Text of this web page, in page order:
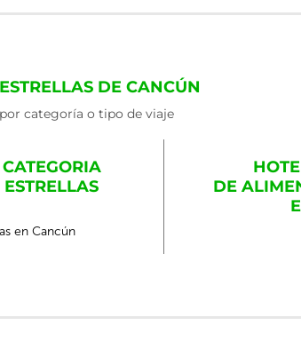
DE CANCÚN
categoría o tipo de viaje
en Cancún
DE